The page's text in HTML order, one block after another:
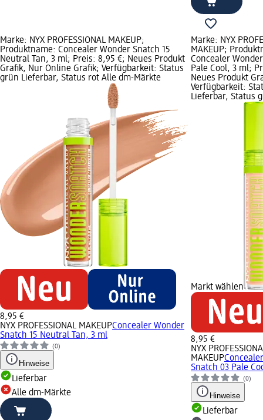
Marke: NYX PROFESSIONAL MAKEUP;
Produktname: Concealer Wonder Snatch 15
Neutral Tan, 3 ml; Preis: 8,95 €; Neues Produkt
Grafik, Nur Online Grafik; Verfügbarkeit: Status
grün Lieferbar, Status rot Alle dm-Märkte
8,95 €
NYX PROFESSIONAL MAKEUPConcealer Wonder
Snatch 15 Neutral Tan, 3 ml
(0)
Hinweise
Lieferbar
Alle dm-Märkte
Marke: NYX
MAKEUP;
Concealer
Pale Cool, 3 ml;
Neues Produkt
Verfügbarkeit:
Lieferbar, Status
Markt wählen
8,95 €
NYX
MAKEUP
Snatch 03 Pale
(0)
Hinweise
Lieferbar